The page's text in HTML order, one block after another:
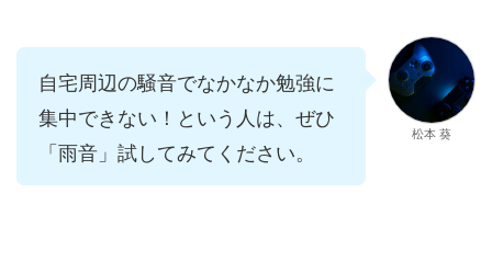
自宅周辺の騒音でなかなか勉強に
集中できない！という人は、ぜひ
「雨音」試してみてください。
松本 葵